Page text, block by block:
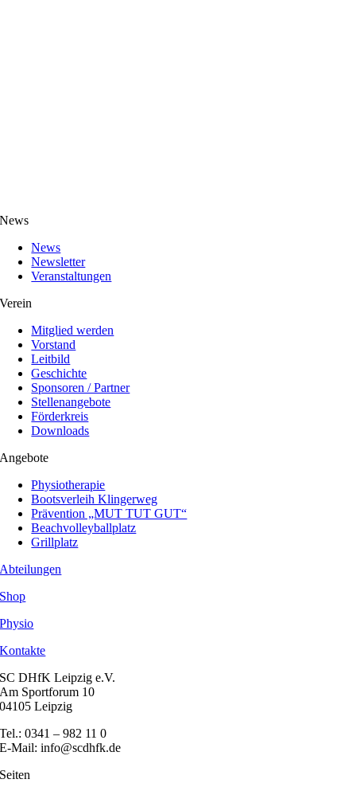
News
News
Newsletter
Veranstaltungen
Verein
Mitglied werden
Vorstand
Leitbild
Geschichte
Sponsoren / Partner
Stellenangebote
Förderkreis
Downloads
Angebote
Physiotherapie
Bootsverleih Klingerweg
Prävention „MUT TUT GUT“
Beachvolleyballplatz
Grillplatz
Abteilungen
Shop
Physio
Kontakte
SC DHfK Leipzig e.V.
Am Sportforum 10
04105 Leipzig
Tel.: 0341 – 982 11 0
E-Mail: info@scdhfk.de
Seiten